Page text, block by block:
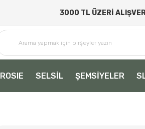
3000 TL ÜZERİ
ROSIE SELSİL ŞEMSİYELER